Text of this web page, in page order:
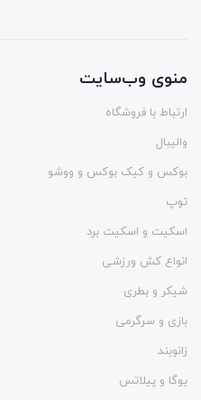
منوی وب‌سایت
ارتباط با فروشگاه
والیبال
بوکس و کیک بوکس و ووشو
توپ
اسکیت و اسکیت برد
انواع کش ورزشی
شیکر و بطری
بازی و سرگرمی
زانوبند
یوگا و پیلاتس